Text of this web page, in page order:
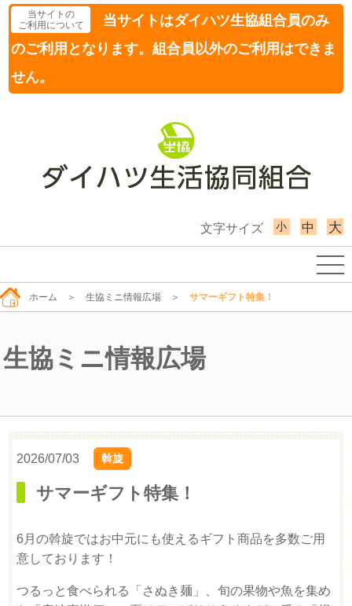
当サイトの
ご利用について
当サイトはダイハツ生協組合員のみ
のご利用となります。組合員以外のご利用はできま
せん。
文字サイズ 小 中 大
ホーム ＞ 生協ミニ情報広場 ＞ サマーギフト特集！
生協ミニ情報広場
2026/07/03 斡旋
サマーギフト特集！
6月の斡旋ではお中元にも使えるギフト商品を多数ご用
意しております！
つるっと食べられる「さぬき麺」、旬の果物や魚を集め